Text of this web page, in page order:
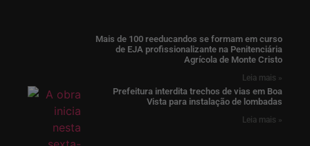
Mais de 100 reeducandos se formam em curso
de EJA profissionalizante na Penitenciária
Agrícola de Monte Cristo
Leia mais »
Prefeitura interdita trechos de vias em Boa
Vista para instalação de lombadas
Leia mais »